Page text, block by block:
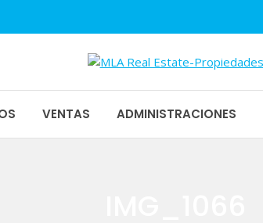
VENTAS ADMINISTRACIONES